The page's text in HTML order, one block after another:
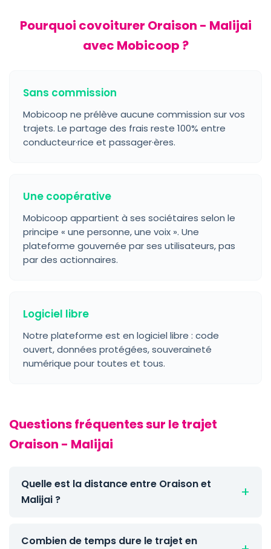
Pourquoi covoiturer Oraison - Malijai
avec Mobicoop ?
Sans commission
Mobicoop ne prélève aucune commission sur vos
trajets. Le partage des frais reste 100% entre
conducteur·rice et passager·ères.
Une coopérative
Mobicoop appartient à ses sociétaires selon le
principe « une personne, une voix ». Une
plateforme gouvernée par ses utilisateurs, pas
par des actionnaires.
Logiciel libre
Notre plateforme est en logiciel libre : code
ouvert, données protégées, souveraineté
numérique pour toutes et tous.
Questions fréquentes sur le trajet
Oraison - Malijai
Quelle est la distance entre Oraison et
Malijai ?
Combien de temps dure le trajet en